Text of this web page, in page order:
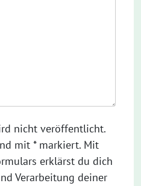
nicht veröffentlicht.
mit * markiert. Mit
erklärst du dich
Verarbeitung deiner